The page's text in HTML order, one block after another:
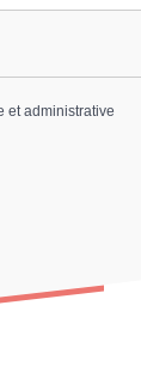
et administrative